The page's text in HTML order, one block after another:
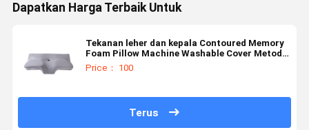
Dapatkan Harga Terbaik Untuk
Tekanan leher dan kepala Contoured Memory
Foam Pillow Machine Washable Cover Metode
cuci yang nyaman Termasuk
Price： 100
Terus